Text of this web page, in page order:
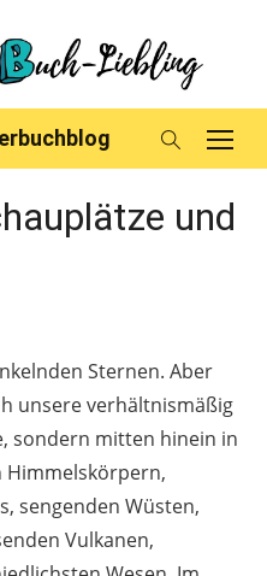
und
Sternen. Aber
unsere verhältnismäßig
sondern mitten hinein in
Himmelskörpern,
sengenden Wüsten,
Vulkanen,